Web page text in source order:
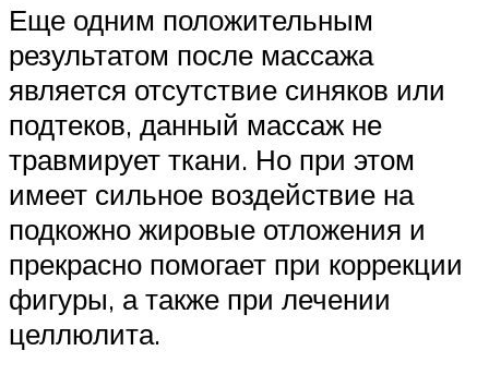
Еще одним положительным
результатом после массажа
является отсутствие синяков или
подтеков, данный массаж не
травмирует ткани. Но при этом
имеет сильное воздействие на
подкожно жировые отложения и
прекрасно помогает при коррекции
фигуры, а также при лечении
целлюлита.